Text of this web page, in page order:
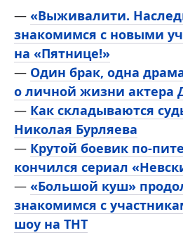
— «Выживалити.
знакомимся с новыми
на «Пятнице!»
— Один брак, одна
о личной жизни актера
— Как складываются
Николая Бурляева
— Крутой боевик по-
кончился сериал
— «Большой куш»
знакомимся с
шоу на ТНТ